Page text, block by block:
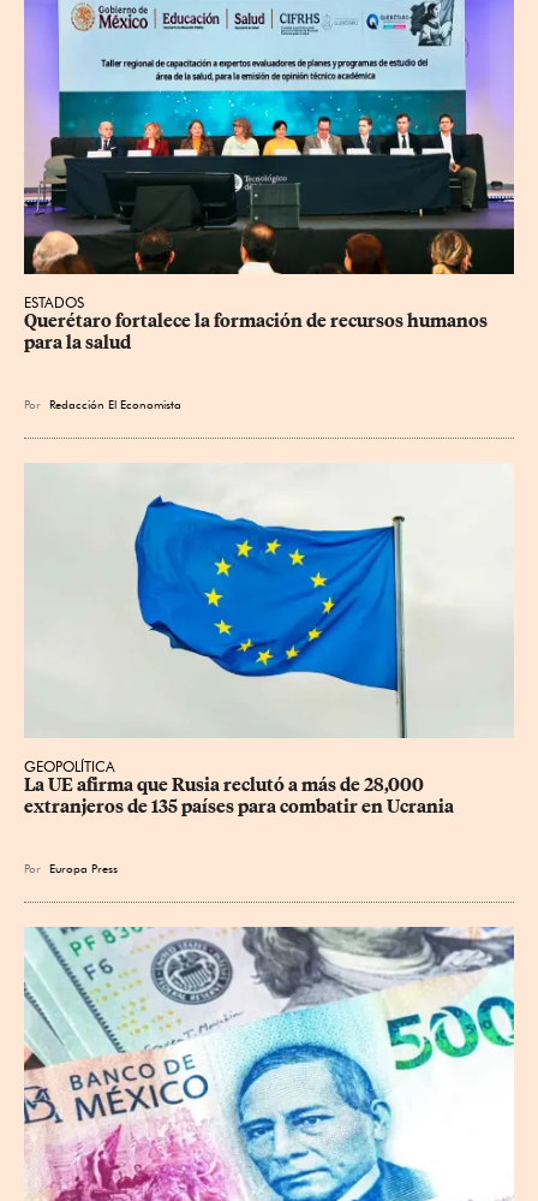
ESTADOS
Querétaro fortalece la formación de recursos humanos
para la salud
Por Redacción El Economista
GEOPOLÍTICA
La UE afirma que Rusia reclutó a más de 28,000
extranjeros de 135 países para combatir en Ucrania
Por Europa Press